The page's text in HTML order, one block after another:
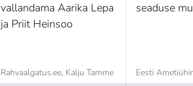
vallandama Aarika Lepa
ja Priit Heinsoo
Rahvaalgatus.ee, Kalju Tamme
seaduse
Eesti